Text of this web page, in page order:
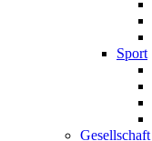
Sport
Gesellschaft